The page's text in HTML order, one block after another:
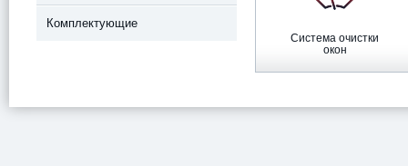
Комплектующие
Система очистки
окон